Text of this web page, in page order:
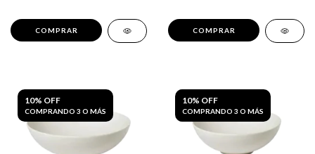
10% OFF
COMPRANDO 3 O MÁS
10% OFF
COMPRANDO 3 O MÁS